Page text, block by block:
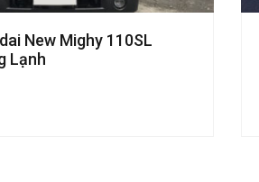
New Mighy 110SL
Lạnh